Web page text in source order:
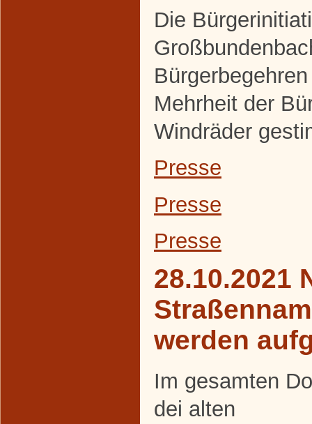
Die
Mehrheit der
Windräder
Presse
Presse
Presse
28.10.2021
werden
Im gesamten
dei alten